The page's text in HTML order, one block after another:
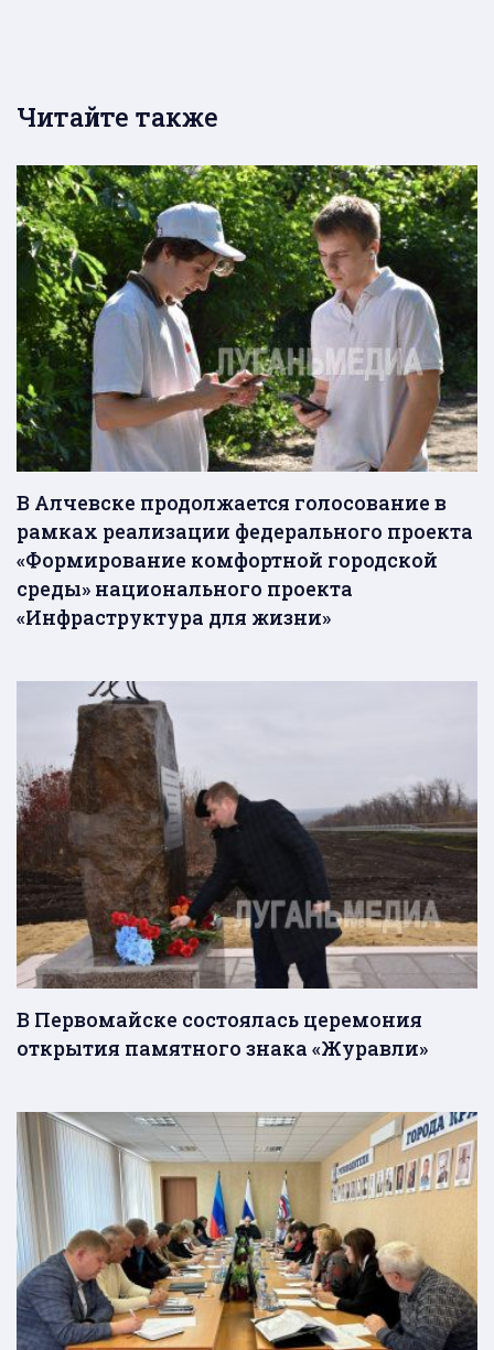
Читайте также
В Алчевске продолжается голосование в
рамках реализации федерального проекта
«Формирование комфортной городской
среды» национального проекта
«Инфраструктура для жизни»
В Первомайске состоялась церемония
открытия памятного знака «Журавли»